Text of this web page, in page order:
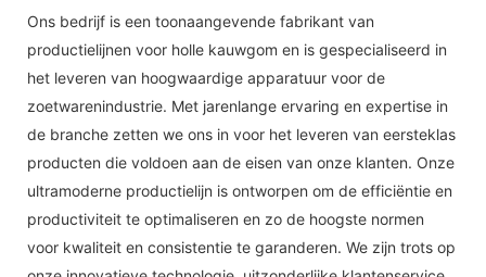
Ons bedrijf is een toonaangevende fabrikant van
productielijnen voor holle kauwgom en is gespecialiseerd in
het leveren van hoogwaardige apparatuur voor de
zoetwarenindustrie. Met jarenlange ervaring en expertise in
de branche zetten we ons in voor het leveren van eersteklas
producten die voldoen aan de eisen van onze klanten. Onze
ultramoderne productielijn is ontworpen om de efficiëntie en
productiviteit te optimaliseren en zo de hoogste normen
voor kwaliteit en consistentie te garanderen. We zijn trots op